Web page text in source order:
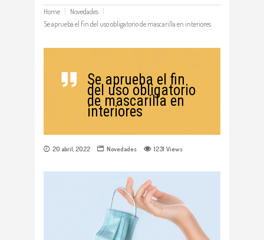
Home
Novedades
Se aprueba el fin del uso obligatorio de mascarilla en interiores
Se aprueba el fin
del uso obligatorio
de mascarilla en
interiores
20 abril, 2022 Novedades 1231 Views